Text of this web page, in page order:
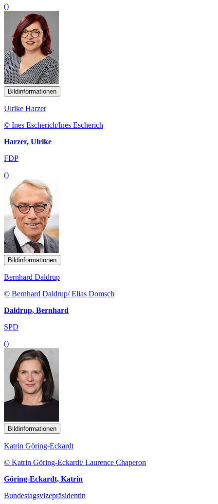
()
Bildinformationen
Ulrike Harzer
© Ines Escherich/Ines Escherich
Harzer, Ulrike
FDP
()
Bildinformationen
Bernhard Daldrup
© Bernhard Daldrup/ Elias Domsch
Daldrup, Bernhard
SPD
()
Bildinformationen
Katrin Göring-Eckardt
© Katrin Göring-Eckardt/ Laurence Chaperon
Göring-Eckardt, Katrin
Bundestagsvizepräsidentin